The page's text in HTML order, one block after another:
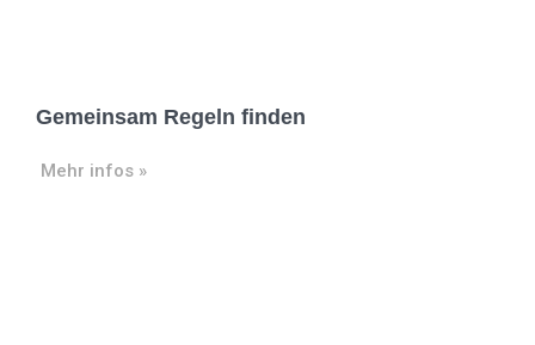
Gemeinsam Regeln finden
Mehr infos »